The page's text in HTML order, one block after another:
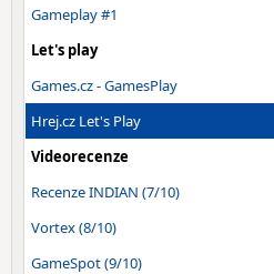
Gameplay #1
Let's play
Games.cz - GamesPlay
Hrej.cz Let's Play
Videorecenze
Recenze INDIAN (7/10)
Vortex (8/10)
GameSpot (9/10)